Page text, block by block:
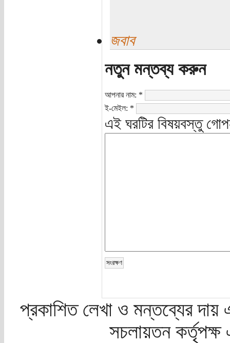
জবাব
নতুন মন্তব্য করুন
আপনার নাম: *
ই-মেইল: *
এই ঘরটির বিষয়বস্তু
প্রকাশিত লেখা ও মন্তব্যের দায়
সচলায়তন